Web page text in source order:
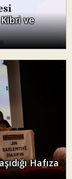
Kibri ve
Hafıza